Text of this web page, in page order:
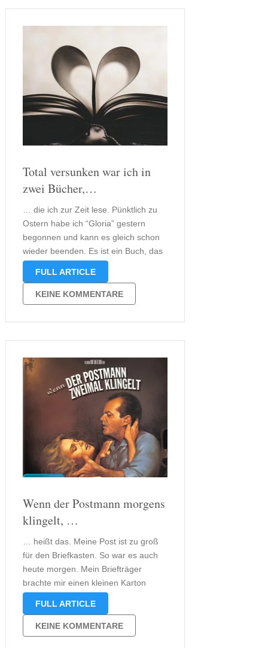
Total versunken war ich in
zwei Bücher,…
… die ich zur Zeit lese. Pünktlich zu
Ostern habe ich “Gloria” gestern
begonnen und kann es gleich schon
wieder beenden. Es ist ein Buch, das
man bestenfalls zu Ostern liest, da es
ist dieses Buch der perfekte
Begleiter …
FULL ARTICLE
KEINE KOMMENTARE
Wenn der Postmann morgens
klingelt, …
… heißt das. Meine Post ist zu groß
für den Briefkasten. So war es auch
heute morgen. Mein Briefträger
brachte mir einen kleinen Karton
hoch. Der Inhalt war natürlich ein
freue mich sehr darüber, da mich
dieses Buch schon …
FULL ARTICLE
KEINE KOMMENTARE